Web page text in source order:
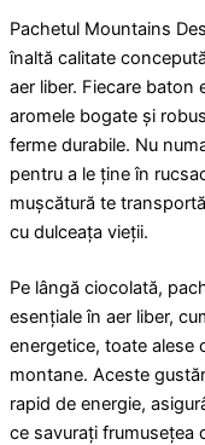
Pachetul Mountains
înaltă calitate
aer liber. Fiecare baton
aromele bogate și
ferme durabile. Nu
pentru a le ține în
mușcătură te
cu dulceața vieții.
Pe lângă ciocolată,
esențiale în aer liber,
energetice, toate alese
montane. Aceste
rapid de energie,
ce savurați frumusețea